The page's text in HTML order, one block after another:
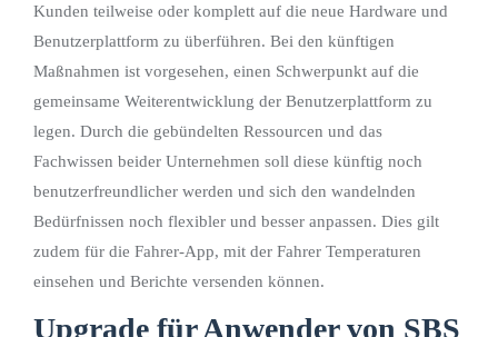
Kunden teilweise oder komplett auf die neue Hardware und
Benutzerplattform zu überführen. Bei den künftigen
Maßnahmen ist vorgesehen, einen Schwerpunkt auf die
gemeinsame Weiterentwicklung der Benutzerplattform zu
legen. Durch die gebündelten Ressourcen und das
Fachwissen beider Unternehmen soll diese künftig noch
benutzerfreundlicher werden und sich den wandelnden
Bedürfnissen noch flexibler und besser anpassen. Dies gilt
zudem für die Fahrer-App, mit der Fahrer Temperaturen
einsehen und Berichte versenden können.
Upgrade für Anwender von SBS